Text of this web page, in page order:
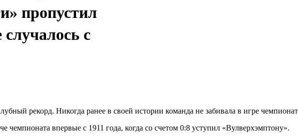
пропустил
случалось с
рекорд. Никогда ранее в своей истории команда не забивала в игре
чемпионата впервые с 1911 года, когда со счетом 0:8 уступил «Вулверхэмптону».